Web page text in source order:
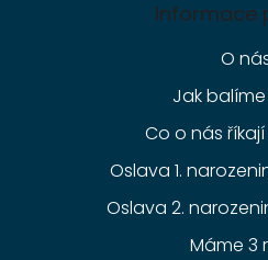
Informace
O
Jak
Co o nás
Oslava 1.
Oslava 2.
Máme 3